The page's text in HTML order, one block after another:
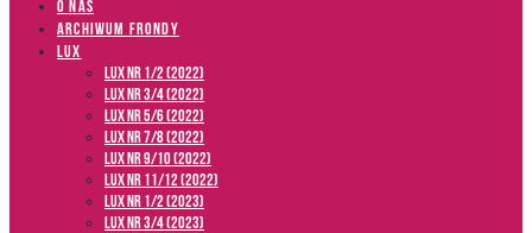
O NAS
ARCHIWUM FRONDY
LUX
LUX NR 1/2 (2022)
LUX NR 3/4 (2022)
LUX NR 5/6 (2022)
LUX NR 7/8 (2022)
LUX nr 9/10 (2022)
LUX NR 11/12 (2022)
LUX NR 1/2 (2023)
LUX NR 3/4 (2023)